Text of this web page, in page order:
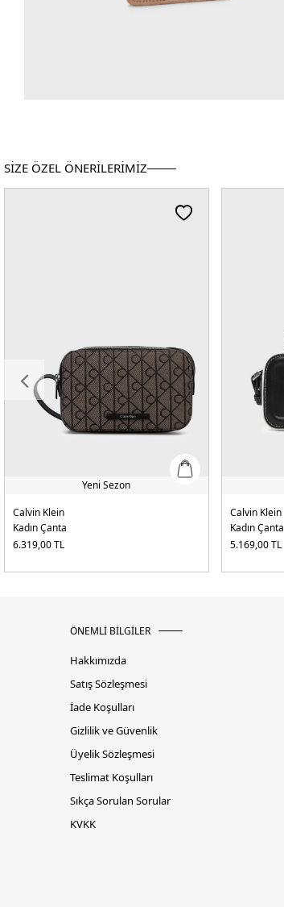
SİZE ÖZEL ÖNERİLERİMİZ
Yeni Sezon
Calvin Klein
Kadın Çanta
6.319,00TL
Calvin Klein
Kadın Çanta
5.169,00TL
ÖNEMLİ BİLGİLER
Hakkımızda
Satış Sözleşmesi
İade Koşulları
Gizlilik ve Güvenlik
Üyelik Sözleşmesi
Teslimat Koşulları
Sıkça Sorulan Sorular
KVKK